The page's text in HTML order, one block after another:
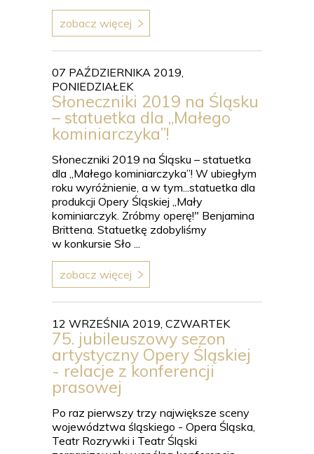
zobacz więcej
07 PAŹDZIERNIKA 2019,
PONIEDZIAŁEK
Słoneczniki 2019 na Śląsku
– statuetka dla „Małego
kominiarczyka”!
Słoneczniki 2019 na Śląsku – statuetka
dla „Małego kominiarczyka”! W ubiegłym
roku wyróżnienie, a w tym...statuetka dla
produkcji Opery Śląskiej „Mały
kominiarczyk. Zróbmy operę!" Benjamina
Brittena. Statuetkę zdobyliśmy
w konkursie Sło ...
zobacz więcej
12 WRZEŚNIA 2019, CZWARTEK
75. jubileuszowy sezon
artystyczny Opery Śląskiej
- relacje z konferencji
prasowej
Po raz pierwszy trzy największe sceny
województwa śląskiego - Opera Śląska,
Teatr Rozrywki i Teatr Śląski